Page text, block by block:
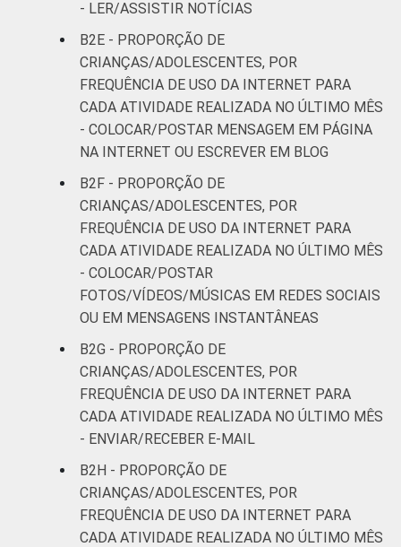
¹Base: 1 358 usuários de Internet de 11 a 17
anos que entraram/acessaram uma rede
social. Respostas estimuladas. Dados
coletados entre outubro de 2014 e fevereiro
de 2015.
Fonte: NIC.br - out 2014 / fev 2015
- LER/ASSISTIR NOTÍCIAS
B2E - PROPORÇÃO DE
CRIANÇAS/ADOLESCENTES, POR
FREQUÊNCIA DE USO DA INTERNET PARA
CADA ATIVIDADE REALIZADA NO ÚLTIMO MÊS
- COLOCAR/POSTAR MENSAGEM EM PÁGINA
NA INTERNET OU ESCREVER EM BLOG
B2F - PROPORÇÃO DE
CRIANÇAS/ADOLESCENTES, POR
FREQUÊNCIA DE USO DA INTERNET PARA
CADA ATIVIDADE REALIZADA NO ÚLTIMO MÊS
- COLOCAR/POSTAR
FOTOS/VÍDEOS/MÚSICAS EM REDES SOCIAIS
OU EM MENSAGENS INSTANTÂNEAS
B2G - PROPORÇÃO DE
CRIANÇAS/ADOLESCENTES, POR
FREQUÊNCIA DE USO DA INTERNET PARA
CADA ATIVIDADE REALIZADA NO ÚLTIMO MÊS
- ENVIAR/RECEBER E-MAIL
B2H - PROPORÇÃO DE
CRIANÇAS/ADOLESCENTES, POR
FREQUÊNCIA DE USO DA INTERNET PARA
CADA ATIVIDADE REALIZADA NO ÚLTIMO MÊS